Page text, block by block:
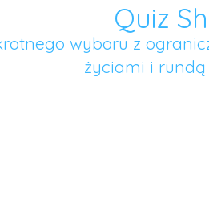
Quiz
wyboru z
życiami i